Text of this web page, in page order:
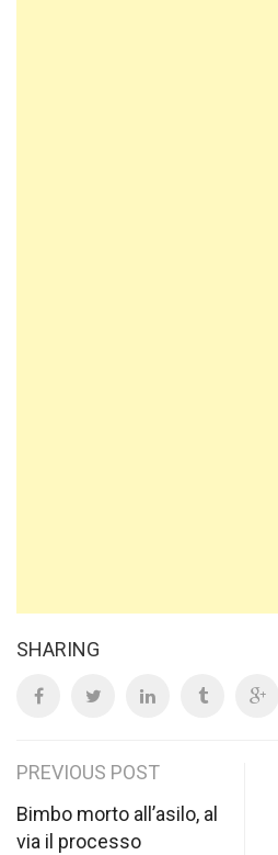
SHARING
Post
navigation
PREVIOUS POST
Bimbo morto all’asilo, al
via il processo